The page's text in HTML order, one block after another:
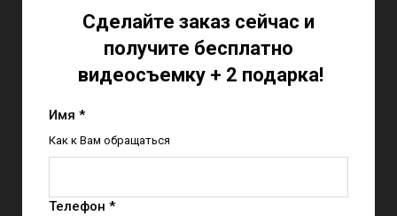
Сделайте заказ сейчас и
получите бесплатно
видеосъемку + 2 подарка!
Имя *
Как к Вам обращаться
Телефон *